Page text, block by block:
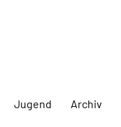
Jugend Archiv